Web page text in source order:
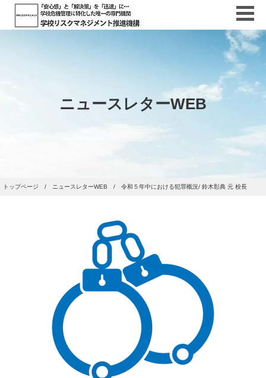
ニュースレターWEB
トップページ ニュースレターWEB 令和５年中における犯罪概況/ 鈴木彰典 元 校長